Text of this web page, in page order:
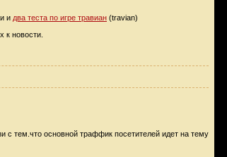
и два теста по игре травиан (travian)
к новости.
с тем.что основной траффик посетителей идет на тему